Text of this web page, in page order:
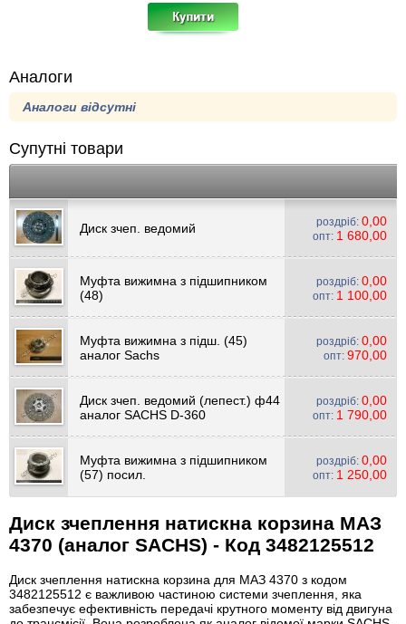
Аналоги
Аналоги відсутні
Супутні товари
Диск зчеп. ведомий роздріб: 0,00
опт: 1 680,00
Муфта вижимна з підшипником
(48)
роздріб: 0,00
опт: 1 100,00
Муфта вижимна з підш. (45)
аналог Sachs
роздріб: 0,00
опт: 970,00
Диск зчеп. ведомий (лепест.) ф44
аналог SACHS D-360
роздріб: 0,00
опт: 1 790,00
Муфта вижимна з підшипником
(57) посил.
роздріб: 0,00
опт: 1 250,00
Диск зчеплення натискна корзина МАЗ
4370 (аналог SACHS) - Код 3482125512
Диск зчеплення натискна корзина для МАЗ 4370 з кодом
3482125512 є важливою частиною системи зчеплення, яка
забезпечує ефективність передачі крутного моменту від двигуна